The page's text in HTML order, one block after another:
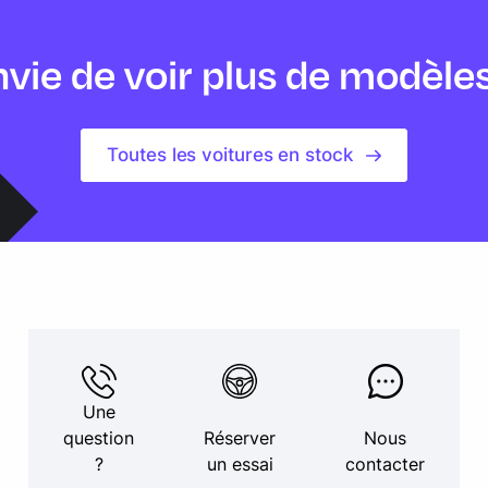
de voir plus de
Toutes les voitures en stock
Une
question
?
Réserver
un essai
Nous
contacter